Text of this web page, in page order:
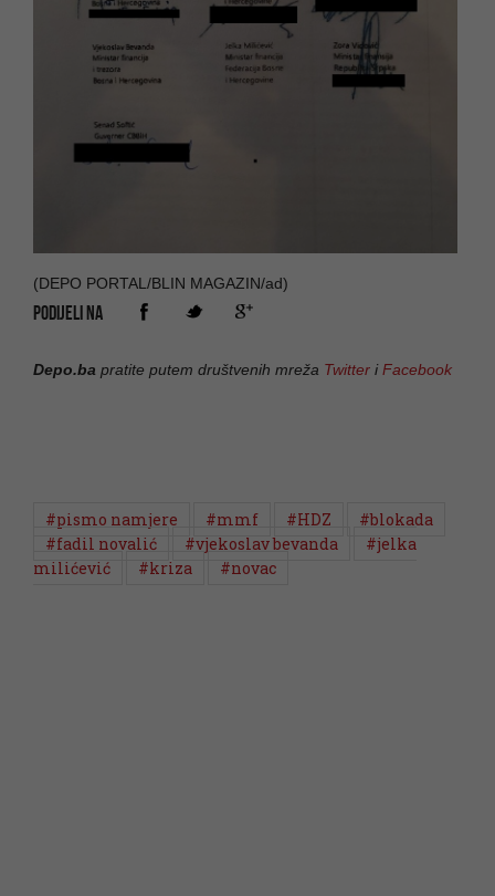
(DEPO PORTAL/BLIN MAGAZIN/ad)
PODIJELI NA
Depo.ba pratite putem društvenih mreža Twitter iFacebook
#pismo namjere #mmf #HDZ
#blokada
#fadil novalić
#vjekoslav bevanda
#jelka
milićević
#kriza #novac